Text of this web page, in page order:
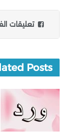
تعليقات
Posts